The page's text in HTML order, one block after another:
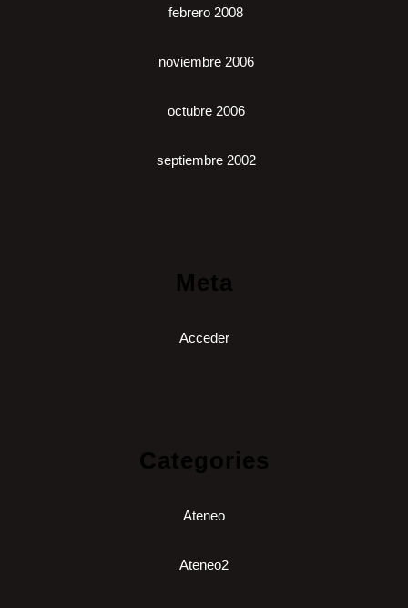
febrero 2008
noviembre 2006
octubre 2006
septiembre 2002
Meta
Acceder
Categories
Ateneo
Ateneo2